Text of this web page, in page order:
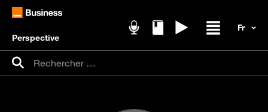
Perspective
Recherche pour :
Rechercher